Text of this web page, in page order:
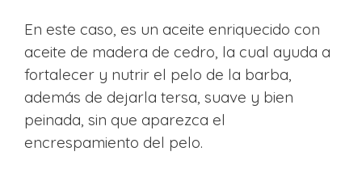
En este caso, es un aceite enriquecido con
aceite de madera de cedro, la cual ayuda a
fortalecer y nutrir el pelo de la barba,
además de dejarla tersa, suave y bien
peinada, sin que aparezca el
encrespamiento del pelo.